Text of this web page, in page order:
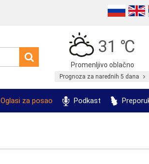
31 ℃
Promenljivo oblačno
Prognoza za narednih 5 dana
Oglasi za posao Podkast